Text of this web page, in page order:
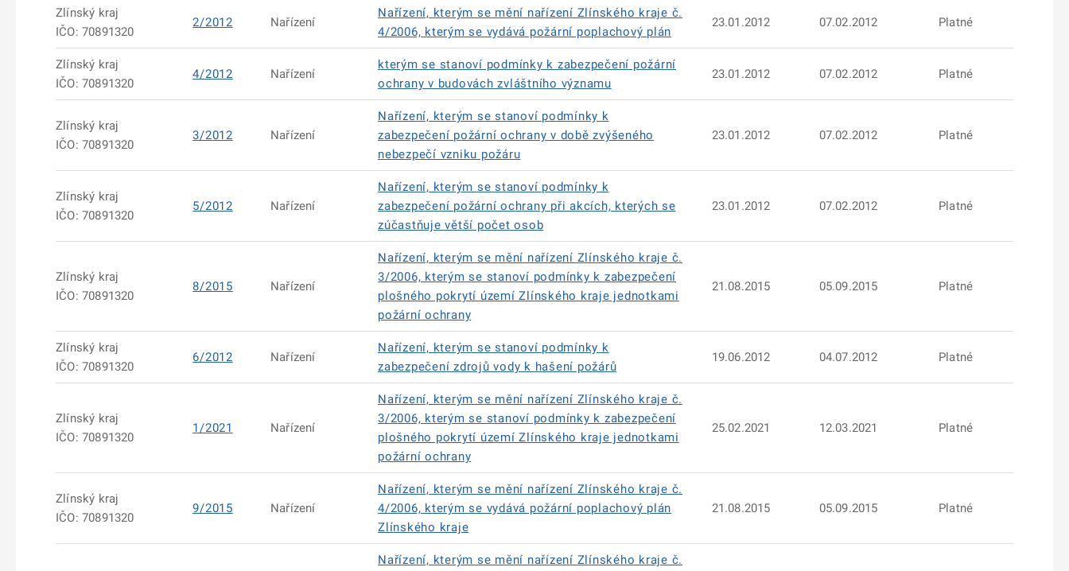
Zlínský kraj
IČO: 70891320
2/2012 Nařízení
Nařízení, kterým se mění nařízení Zlínského kraje č.
4/2006, kterým se vydává požární poplachový plán
23.01.2012 07.02.2012 Platné
Zlínský kraj
IČO: 70891320
4/2012 Nařízení
kterým se stanoví podmínky k zabezpečení požární
ochrany v budovách zvláštního významu
23.01.2012 07.02.2012 Platné
Zlínský kraj
IČO: 70891320
3/2012 Nařízení
Nařízení, kterým se stanoví podmínky k
zabezpečení požární ochrany v době zvýšeného
nebezpečí vzniku požáru
23.01.2012 07.02.2012 Platné
Zlínský kraj
IČO: 70891320
5/2012 Nařízení
Nařízení, kterým se stanoví podmínky k
zabezpečení požární ochrany při akcích, kterých se
zúčastňuje větší počet osob
23.01.2012 07.02.2012 Platné
Zlínský kraj
IČO: 70891320
8/2015 Nařízení
Nařízení, kterým se mění nařízení Zlínského kraje č.
3/2006, kterým se stanoví podmínky k zabezpečení
plošného pokrytí území Zlínského kraje jednotkami
požární ochrany
21.08.2015 05.09.2015 Platné
Zlínský kraj
IČO: 70891320
6/2012 Nařízení
Nařízení, kterým se stanoví podmínky k
zabezpečení zdrojů vody k hašení požárů
19.06.2012 04.07.2012 Platné
Zlínský kraj
IČO: 70891320
1/2021 Nařízení
Nařízení, kterým se mění nařízení Zlínského kraje č.
3/2006, kterým se stanoví podmínky k zabezpečení
plošného pokrytí území Zlínského kraje jednotkami
požární ochrany
25.02.2021 12.03.2021 Platné
Zlínský kraj
IČO: 70891320
9/2015 Nařízení
Nařízení, kterým se mění nařízení Zlínského kraje č.
4/2006, kterým se vydává požární poplachový plán
Zlínského kraje
21.08.2015 05.09.2015 Platné
Nařízení, kterým se mění nařízení Zlínského kraje č.